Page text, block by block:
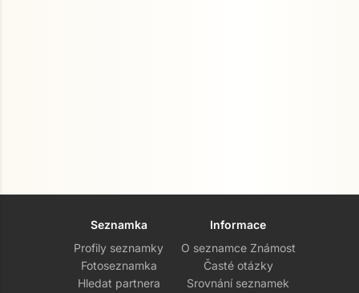
Seznamka
Profily seznamky
Fotoseznamka
Hledat partnera
Informace
O seznamce Známost
Časté otázky
Srovnání seznamek